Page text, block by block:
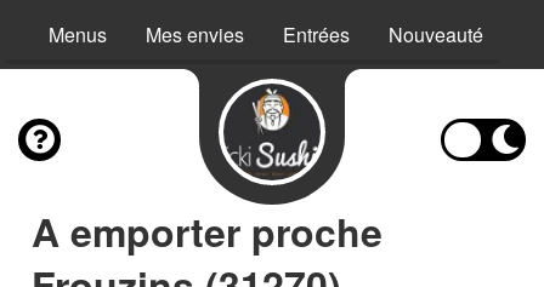
Menus Mes envies Entrées Nouveauté
A emporter proche